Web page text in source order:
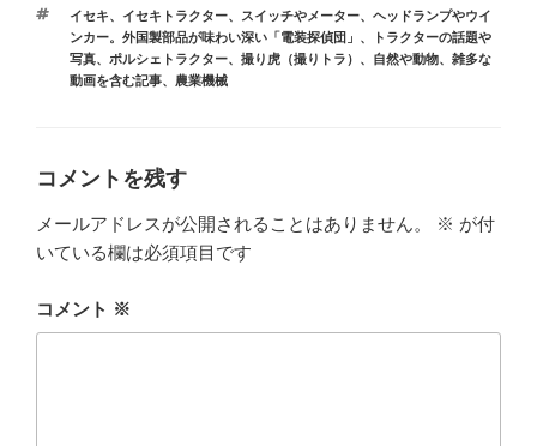
ゴ
リ
ー
タ
グ
イセキ、 イセキトラクター、
スイッチやメーター、ヘッドランプやウイ
ンカー。外国製部品が味わい深い「電装探偵団」 、
トラクターの話題や
写真、 ポルシェトラクター、 撮り虎（撮りトラ） 、
自然や動物、雑多な
動画を含む記事、 農業機械
コメントを残す
メールアドレスが公開されることはありません。 ※ が付
いている欄は必須項目です
コメント ※